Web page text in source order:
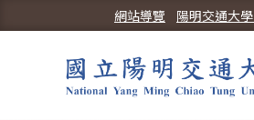
陽明交通大
網站導覽